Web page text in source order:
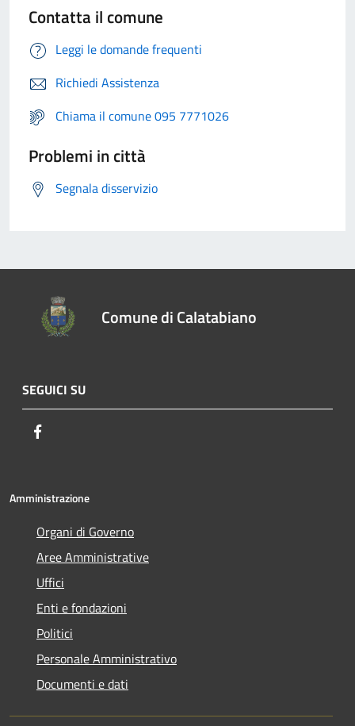
Contatta il comune
Leggi le domande frequenti
Richiedi Assistenza
Chiama il comune 095 7771026
Problemi in città
Segnala disservizio
Comune di Calatabiano
SEGUICI SU
Amministrazione
Organi di Governo
Aree Amministrative
Uffici
Enti e fondazioni
Politici
Personale Amministrativo
Documenti e dati